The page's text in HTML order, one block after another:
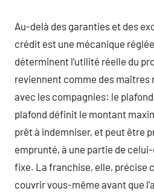
Au-delà des garanties et des
crédit est une mécanique
déterminent l’utilité réelle du
reviennent comme des maîtres
avec les compagnies: le
plafond définit le montant
prêt à indemniser, et peut être
emprunté, à une partie de
fixe. La franchise, elle, précise
couvrir vous-même avant que